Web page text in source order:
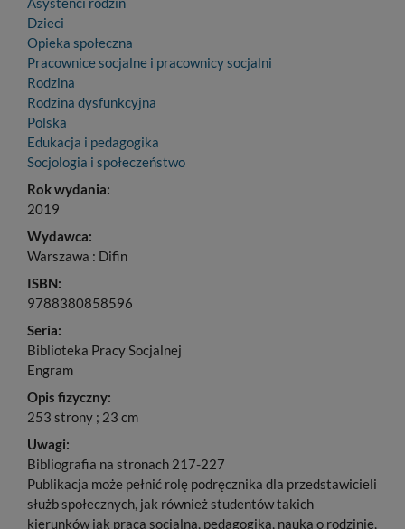
Dzieci
Opieka społeczna
Pracownice socjalne i pracownicy socjalni
Rodzina
Rodzina dysfunkcyjna
Polska
Edukacja i pedagogika
Socjologia i społeczeństwo
Rok wydania:
2019
Wydawca:
Warszawa : Difin
ISBN:
9788380858596
Seria:
Biblioteka Pracy Socjalnej
Engram
Opis fizyczny:
253 strony ; 23 cm
Uwagi:
Bibliografia na stronach 217-227
Publikacja może pełnić rolę podręcznika dla przedstawicieli
służb społecznych, jak również studentów takich
kierunków jak praca socjalna, pedagogika, nauka o rodzinie,